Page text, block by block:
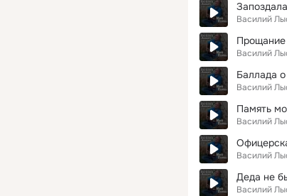
Василий
Василий
Баллада
Василий
Память
Василий
Василий
Деда не
Василий